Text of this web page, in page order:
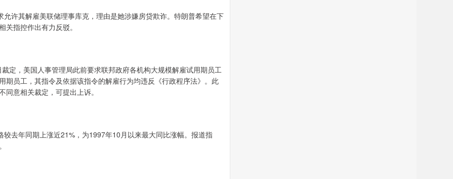
许其解雇美联储理事库克，理由是她涉嫌房贷欺诈。特朗普希望在下
指控作出有力反驳。
定，美国人事管理局此前要求联邦政府各机构大规模解雇试用期员工
期员工，其指令及依据该指令的解雇行为均违反《行政程序法》。此
意相关裁定，可提出上诉。
去年同期上涨近21%，为1997年10月以来最大同比涨幅。报道指